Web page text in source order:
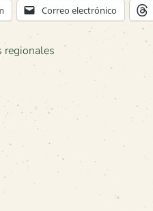
Correo electrónico
regionales